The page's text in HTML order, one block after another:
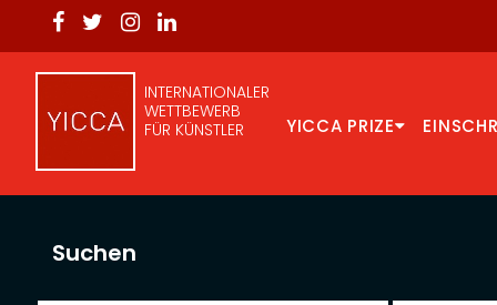
INTERNATIONALER
WETTBEWERB
FÜR KÜNSTLER
YICCA PRIZE
Suchen